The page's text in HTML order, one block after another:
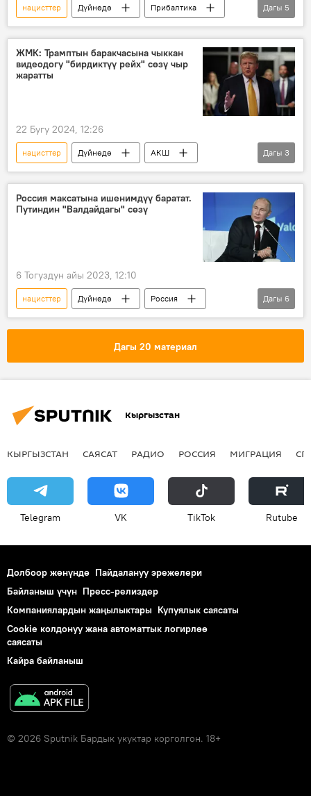
нацисттер Дүйнөдө
Прибалтика
Германия
тарых
келишим
Кызыл армия
Видео
Дагы 5
ЖМК: Трамптын баракчасына чыккан
видеодогу "бирдиктүү рейх" сөзү чыр
жаратты
22 Бугу 2024, 12:26
нацисттер Дүйнөдө
АКШ
Дональд Трамп
ролик Рейхстаг
Дагы 3
Россия максатына ишенимдүү баратат.
Путиндин "Валдайдагы" сөзү
6 Тогуздун айы 2023, 12:10
нацисттер Дүйнөдө
Россия
Владимир Путин
"Валдай" клубу
ратификация
Дагы 6
Дагы 20 материал
Кыргызстан
КЫРГЫЗСТАН САЯСАТ РАДИО РОССИЯ МИГРАЦИЯ
Telegram VK ТikТоk Rutube
Долбоор жөнүндө Пайдалануу эрежелери
Байланыш үчүн Пресс-релиздер
Компаниялардын жаңылыктары Купуялык саясаты
Cookie колдонуу жана автоматтык логирлөө
саясаты
Кайра байланыш
© 2026 Sputnik Бардык укуктар корголгон. 18+